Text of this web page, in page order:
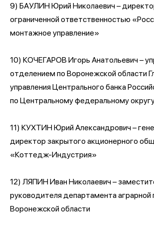
9) БАУЛИН Юрий Николаевич –
ограниченной ответственностью
монтажное управление»
10) КОЧЕГАРОВ Игорь Анатольевич –
отделением по Воронежской области
управления Центрального банка
по Центральному федеральному
11) КУХТИН Юрий Александрович –
директор закрытого акционерного
«Коттедж-Индустрия»
12) ЛЯПИН Иван Николаевич –
руководителя департамента аграрной
Воронежской области